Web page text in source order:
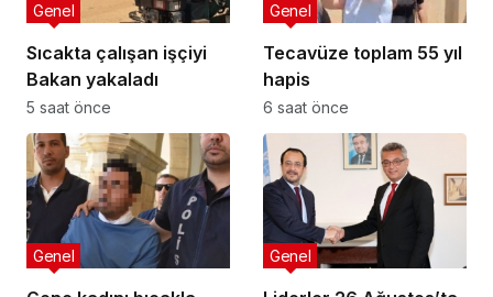
Sıcakta çalışan işçiyi
Bakan yakaladı
Genel
5 saat önce
Tecavüze toplam 55 yıl
hapis
Genel
6 saat önce
Genel Genel